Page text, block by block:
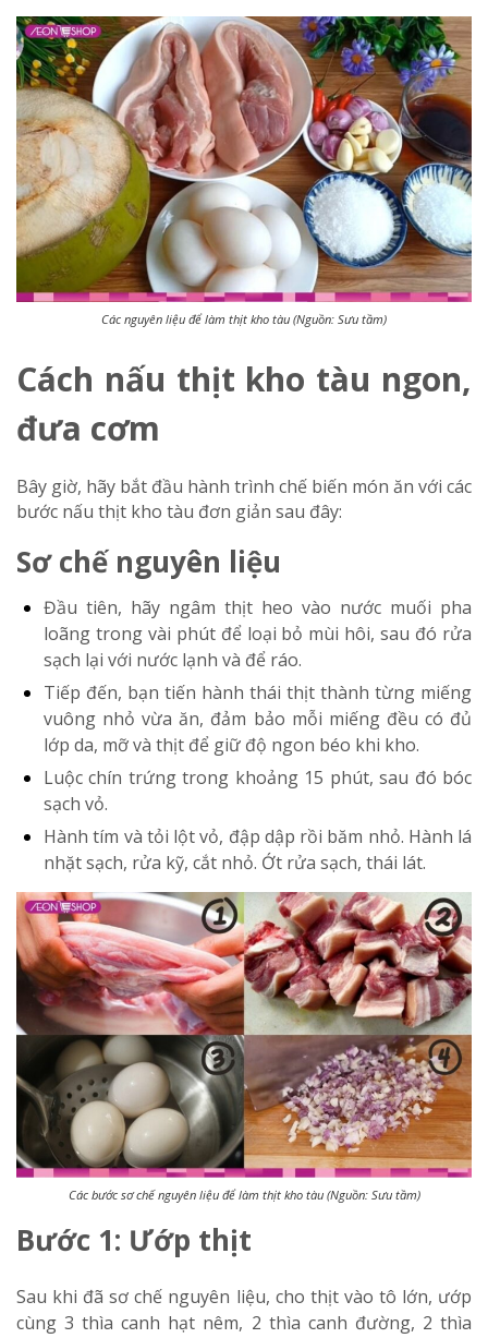
Các nguyên liệu để làm thịt kho tàu (Nguồn: Sưu tầm)
Cách nấu thịt kho tàu ngon,
đưa cơm
Bây giờ, hãy bắt đầu hành trình chế biến món ăn với các
bước nấu thịt kho tàu đơn giản sau đây:
Sơ chế nguyên liệu
Đầu tiên, hãy ngâm thịt heo vào nước muối pha
loãng trong vài phút để loại bỏ mùi hôi, sau đó rửa
sạch lại với nước lạnh và để ráo.
Tiếp đến, bạn tiến hành thái thịt thành từng miếng
vuông nhỏ vừa ăn, đảm bảo mỗi miếng đều có đủ
lớp da, mỡ và thịt để giữ độ ngon béo khi kho.
Luộc chín trứng trong khoảng 15 phút, sau đó bóc
sạch vỏ.
Hành tím và tỏi lột vỏ, đập dập rồi băm nhỏ. Hành lá
nhặt sạch, rửa kỹ, cắt nhỏ. Ớt rửa sạch, thái lát.
Các bước sơ chế nguyên liệu để làm thịt kho tàu (Nguồn: Sưu tầm)
Bước 1: Ướp thịt
Sau khi đã sơ chế nguyên liệu, cho thịt vào tô lớn, ướp
cùng 3 thìa canh hạt nêm, 2 thìa canh đường, 2 thìa